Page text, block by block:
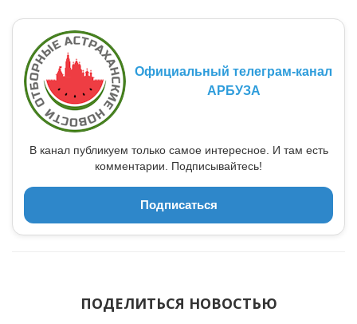
Официальный телеграм-канал
АРБУЗА
В канал публикуем только самое интересное. И там есть
комментарии. Подписывайтесь!
Подписаться
ПОДЕЛИТЬСЯ НОВОСТЬЮ